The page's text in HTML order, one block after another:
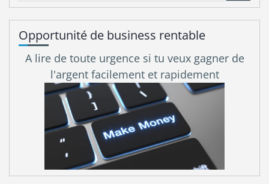
Opportunité de business rentable
A lire de toute urgence si tu veux gagner de
l'argent facilement et rapidement